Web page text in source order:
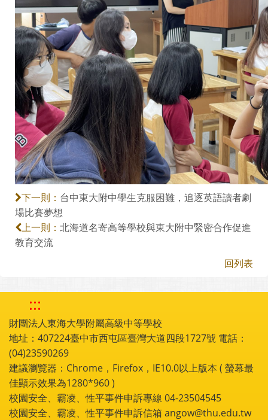
下一則： 台中東大附中學生克服困難，追逐英語讀者劇
場比賽夢想
上一則： 北海道名寄高等學校與東大附中緊密合作促進
教育交流
回列表
:::
財團法人東海大學附屬高級中等學校
地址：407224臺中市西屯區臺灣大道四段1727號 電話：
(04)23590269
建議瀏覽器：Chrome，Firefox，IE10.0以上版本 ( 螢幕最
佳顯示效果為1280*960 )
校園安全、霸凌、性平事件申訴專線 04-23504545
校園安全、霸凌、性平事件申訴信箱 angow@thu.edu.tw